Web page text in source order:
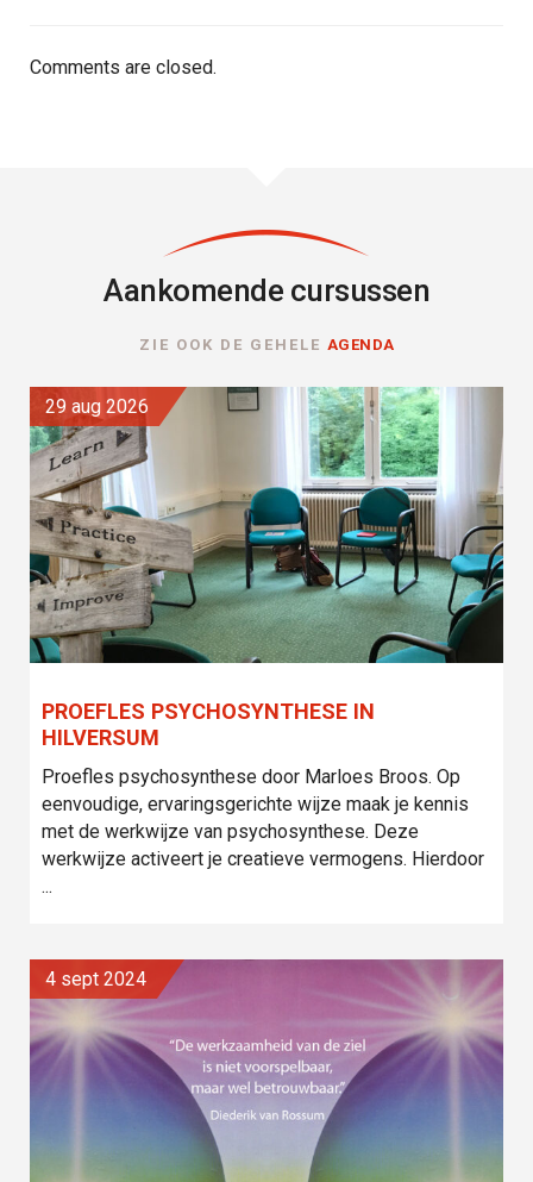
Comments are closed.
Aankomende cursussen
ZIE OOK DE GEHELE AGENDA
29 aug 2026
PROEFLES PSYCHOSYNTHESE IN
HILVERSUM
Proefles psychosynthese door Marloes Broos. Op
eenvoudige, ervaringsgerichte wijze maak je kennis
met de werkwijze van psychosynthese. Deze
werkwijze activeert je creatieve vermogens. Hierdoor
...
4 sept 2024